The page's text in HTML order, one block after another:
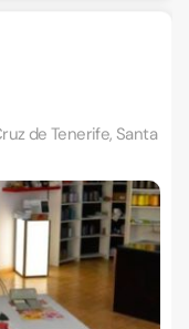
de Tenerife, Santa